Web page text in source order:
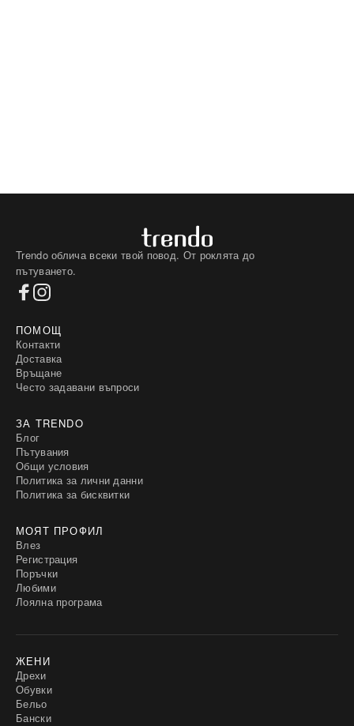
Trendo облича всеки твой повод. От роклята до
пътуването.
ПОМОЩ
Контакти
Доставка
Връщане
Често задавани въпроси
ЗА TRENDO
Блог
Пътувания
Общи условия
Политика за лични данни
Политика за бисквитки
МОЯТ ПРОФИЛ
Влез
Регистрация
Поръчки
Любими
Лоялна програма
ЖЕНИ
Дрехи
Обувки
Бельо
Бански